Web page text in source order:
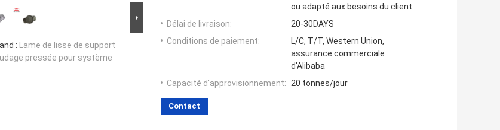
: Lame de lisse de support
pressée pour système
ou adapté aux besoins du client
Délai de livraison:
20-30DAYS
Conditions de paiement:
L/C, T/T, Western Union,
assurance commerciale
d'Alibaba
Capacité d'approvisionnement: 20 tonnes/jour
Contact